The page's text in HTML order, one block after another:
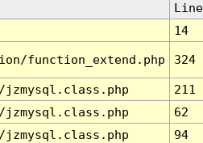
Line
14
function_extend.php 324
211
62
94